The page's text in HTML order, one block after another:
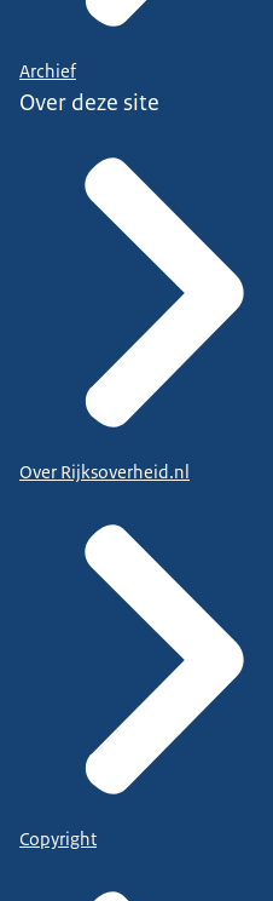
Archief
Over deze site
Over Rijksoverheid.nl
Copyright